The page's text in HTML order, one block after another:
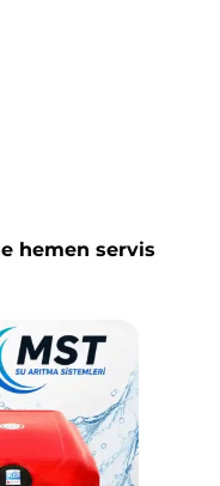
hemen servis